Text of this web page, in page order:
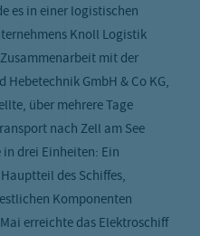
es in einer logistischen
Knoll Logistik
mit der
GmbH & Co KG,
über mehrere Tage
nach Zell am See
drei Einheiten: Ein
des Schiffes,
Komponenten
erreichte das Elektroschiff